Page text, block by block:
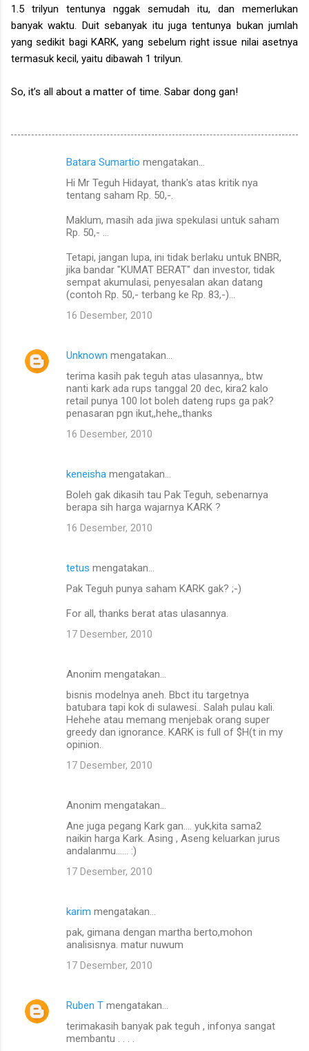
1.5 trilyun tentunya nggak semudah itu, dan memerlukan
banyak waktu. Duit sebanyak itu juga tentunya bukan jumlah
yang sedikit bagi KARK, yang sebelum right issue nilai asetnya
termasuk kecil, yaitu dibawah 1 trilyun.
So, it’s all about a matter of time. Sabar dong gan!
Batara Sumartio mengatakan…
Hi Mr Teguh Hidayat, thank's atas kritik nya
tentang saham Rp. 50,-.
Maklum, masih ada jiwa spekulasi untuk saham
Rp. 50,- ...
Tetapi, jangan lupa, ini tidak berlaku untuk BNBR,
jika bandar "KUMAT BERAT" dan investor, tidak
sempat akumulasi, penyesalan akan datang
(contoh Rp. 50,- terbang ke Rp. 83,-)...
16 Desember, 2010
Unknown mengatakan…
terima kasih pak teguh atas ulasannya,, btw
nanti kark ada rups tanggal 20 dec, kira2 kalo
retail punya 100 lot boleh dateng rups ga pak?
penasaran pgn ikut,,hehe,,thanks
16 Desember, 2010
keneisha mengatakan…
Boleh gak dikasih tau Pak Teguh, sebenarnya
berapa sih harga wajarnya KARK ?
16 Desember, 2010
tetus mengatakan…
Pak Teguh punya saham KARK gak? ;-)
For all, thanks berat atas ulasannya.
17 Desember, 2010
Anonim mengatakan…
bisnis modelnya aneh. Bbct itu targetnya
batubara tapi kok di sulawesi.. Salah pulau kali.
Hehehe atau memang menjebak orang super
greedy dan ignorance. KARK is full of $H(t in my
opinion.
17 Desember, 2010
Anonim mengatakan…
Ane juga pegang Kark gan.... yuk,kita sama2
naikin harga Kark. Asing , Aseng keluarkan jurus
andalanmu...... :)
17 Desember, 2010
karim mengatakan…
pak, gimana dengan martha berto,mohon
analisisnya. matur nuwum
17 Desember, 2010
Ruben T mengatakan…
terimakasih banyak pak teguh , infonya sangat
membantu . . . .